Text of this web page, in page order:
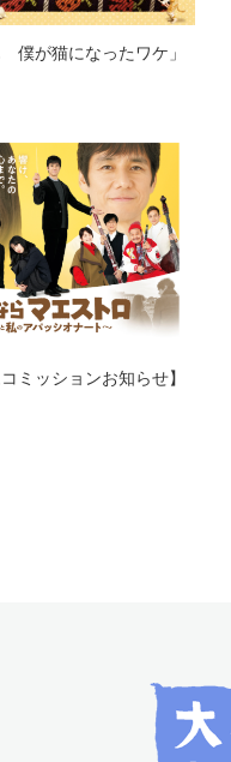
僕が猫になったワケ」
ミッションお知らせ】